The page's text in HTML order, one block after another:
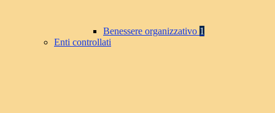
Benessere organizzativo 1
Enti controllati